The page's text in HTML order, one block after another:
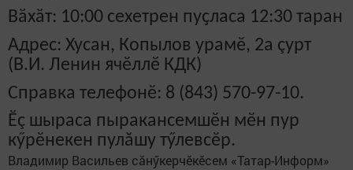
Вӑхӑт: 10:00 сехетрен пуҫласа 12:30 таран
Адрес: Хусан, Копылов урамӗ, 2а çурт
(В.И. Ленин ячӗллӗ КДК)
Справка телефонӗ: 8 (843) 570-97-10.
Ӗç шыраса пыракансемшӗн мӗн пур
кӳрӗнекен пулăшу тӳлевсӗр.
Владимир Васильев сăнӳкерчӗкӗсем «Татар-Информ»